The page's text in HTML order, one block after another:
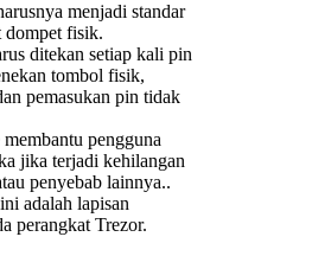
menjadi standar
dompet fisik.
ditekan setiap kali pin
tombol fisik,
pemasukan pin tidak
pengguna
jika terjadi kehilangan
penyebab lainnya..
adalah lapisan
perangkat Trezor.